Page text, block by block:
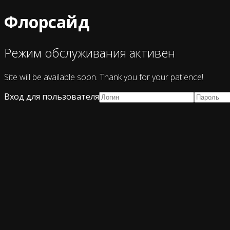
Флорсайд
Режим обслуживания активен
Site will be available soon. Thank you for your patience!
Вход для пользователя